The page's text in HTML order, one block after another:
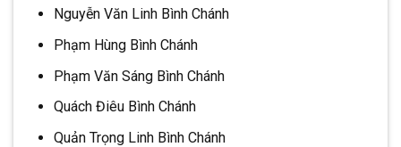
Nguyễn Văn Linh Bình Chánh
Phạm Hùng Bình Chánh
Phạm Văn Sáng Bình Chánh
Quách Điêu Bình Chánh
Quản Trọng Linh Bình Chánh